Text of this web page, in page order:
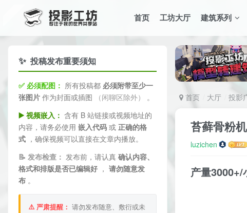
首页 工坊大厅 建筑系列
✨ 投稿发布重要须知
✅ 必须配图： 所有投稿都 必须附带至少一
张图片 作为封面或插图 （闲聊区除外） 。
▶️ 视频嵌入： 含有 B 站链接或视频地址的
内容，请务必使用 嵌入代码 或 正确的格
式 ，确保视频可以直接在文章内播放。
📝 发布检查： 发布前，请认真 确认内容、
格式和排版是否已编辑好 ， 请勿随意发
布 。
⚠️ 严肃提醒： 请勿发布随意、敷衍或未
首页 大厅 投影
苔藓骨粉
luzichen
产量3000+/